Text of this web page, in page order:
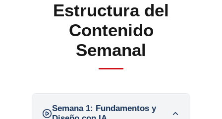
Estructura del
Contenido
Semanal
Semana 1: Fundamentos y